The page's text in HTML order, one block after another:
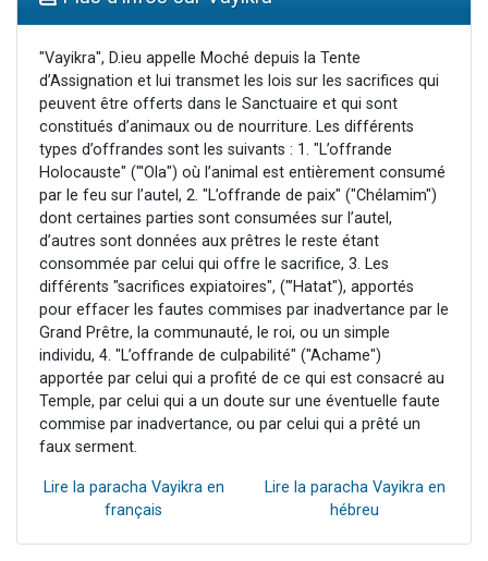
2 nouvelles musiques dans Torah-Box Music
8 personnes viennent de faire un don pour Tsédaka : pauvres d'Israel
"Vayikra", D.ieu appelle Moché depuis la Tente
d’Assignation et lui transmet les lois sur les sacrifices qui
peuvent être offerts dans le Sanctuaire et qui sont
constitués d’animaux ou de nourriture. Les différents
types d’offrandes sont les suivants : 1. "L’offrande
Holocauste" ("'Ola") où l’animal est entièrement consumé
par le feu sur l’autel, 2. "L’offrande de paix" ("Chélamim")
dont certaines parties sont consumées sur l’autel,
d’autres sont données aux prêtres le reste étant
consommée par celui qui offre le sacrifice, 3. Les
différents "sacrifices expiatoires", ("’Hatat"), apportés
pour effacer les fautes commises par inadvertance par le
Grand Prêtre, la communauté, le roi, ou un simple
individu, 4. "L’offrande de culpabilité" ("Achame")
apportée par celui qui a profité de ce qui est consacré au
Temple, par celui qui a un doute sur une éventuelle faute
commise par inadvertance, ou par celui qui a prêté un
faux serment.
Lire la paracha Vayikra en
français
Lire la paracha Vayikra en
hébreu